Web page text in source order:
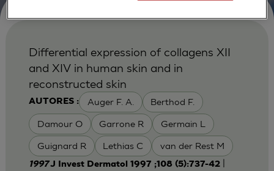
AUTORES : Auger F. A. Berthod F.
Damour O Garrone R Germain L
Guignard R Lethias C van der Rest M
Differential expression of collagens XII
and XIV in human skin and in
reconstructed skin
1997J Invest Dermatol 1997 ;108 (5):737-42|